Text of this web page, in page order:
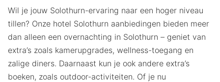
Wil je jouw Solothurn-ervaring naar een hoger niveau
tillen? Onze hotel Solothurn aanbiedingen bieden meer
dan alleen een overnachting in Solothurn – geniet van
extra’s zoals kamerupgrades, wellness-toegang en
zalige diners. Daarnaast kun je ook andere extra’s
boeken, zoals outdoor-activiteiten. Of je nu